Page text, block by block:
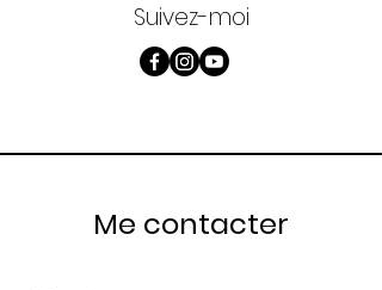
Suivez-moi
Me contacter